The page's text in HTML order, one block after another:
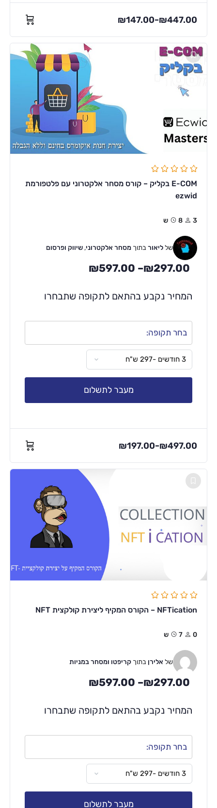
₪147.00–₪447.00
E-COM בקליק – קורס מסחר אלקטרוני עם פלטפורמת
ezwid
3 8ש
שלליאורבתוך מסחר אלקטרוני,שיווק ופרסום
₪297.00
–
₪597.00
המחיר נקבע בהתאם לתקופה שתבחרו
בחר תקופה:
מעבר לתשלום
₪197.00–₪497.00
NFTication – הקורס המקיף ליצירת קולקצית NFT
0 7ש
של אלירן בתוך קריפטו ומסחר במניות
₪297.00
–
₪597.00
המחיר נקבע בהתאם לתקופה שתבחרו
בחר תקופה:
מעבר לתשלום